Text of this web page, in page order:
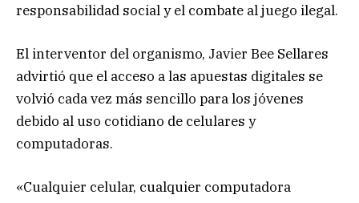
responsabilidad social y el combate al juego ilegal.
El interventor del organismo, Javier Bee Sellares
advirtió que el acceso a las apuestas digitales se
volvió cada vez más sencillo para los jóvenes
debido al uso cotidiano de celulares y
computadoras.
«Cualquier celular, cualquier computadora